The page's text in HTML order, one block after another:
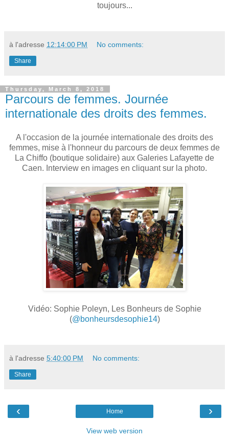
toujours...
à l'adresse 12:14:00 PM No comments:
Share
Thursday, March 8, 2018
Parcours de femmes. Journée
internationale des droits des femmes.
A l'occasion de la journée internationale des droits des
femmes, mise à l'honneur du parcours de deux femmes de
La Chiffo (boutique solidaire) aux Galeries Lafayette de
Caen. Interview en images en cliquant sur la photo.
Vidéo: Sophie Poleyn, Les Bonheurs de Sophie
(@bonheursdesophie14)
à l'adresse 5:40:00 PM No comments:
Share
‹ ›
Home
View web version